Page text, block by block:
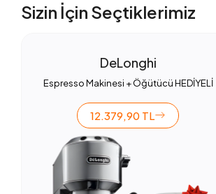
Sizin İçin Seçtiklerimiz
DeLonghi
Espresso Makinesi + Öğütücü HEDİYELİ
12.379,90 TL